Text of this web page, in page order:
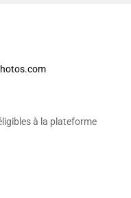
à la plateforme